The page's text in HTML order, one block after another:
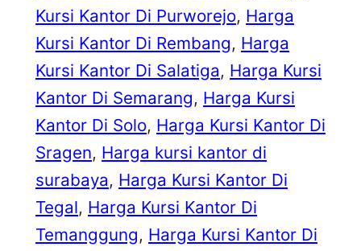
Kursi Kantor Di Purworejo, Harga
Kursi Kantor Di Rembang, Harga
Kursi Kantor Di Salatiga, Harga Kursi
Kantor Di Semarang, Harga Kursi
Kantor Di Solo, Harga Kursi Kantor Di
Sragen, Harga kursi kantor di
surabaya, Harga Kursi Kantor Di
Tegal, Harga Kursi Kantor Di
Temanggung, Harga Kursi Kantor Di